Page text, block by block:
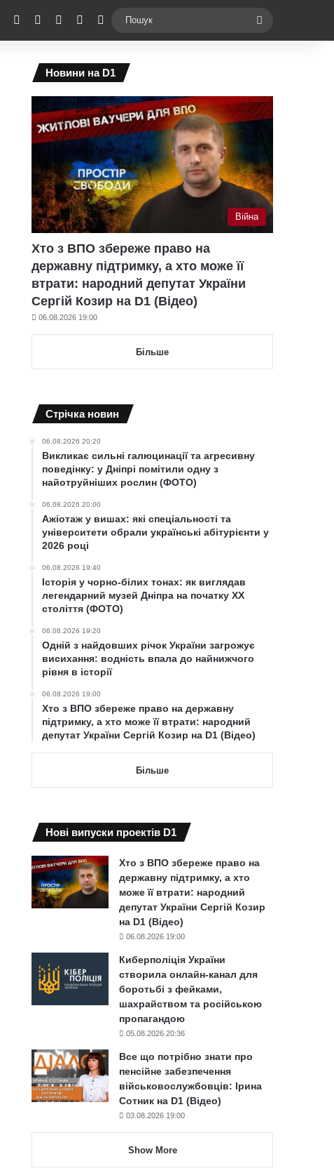
Facebook YouTubeInstagramTelegramSwitch skin
Новини на D1
Війна
Хто з ВПО збереже право на
державну підтримку, а хто може її
втрати: народний депутат України
Сергій Козир на D1 (Відео)
06.08.2026 19:00
Більше
Cтрічка новин
06.08.2026 20:20
Викликає сильні галюцинації та агресивну
поведінку: у Дніпрі помітили одну з
найотруйніших рослин (ФОТО)
06.08.2026 20:00
Ажіотаж у вишах: які спеціальності та
університети обрали українські абітурієнти у
2026 році
06.08.2026 19:40
Історія у чорно-білих тонах: як виглядав
легендарний музей Дніпра на початку ХХ
століття (ФОТО)
06.08.2026 19:20
Одній з найдовших річок України загрожує
висихання: водність впала до найнижчого
рівня в історії
06.08.2026 19:00
Хто з ВПО збереже право на державну
підтримку, а хто може її втрати: народний
депутат України Сергій Козир на D1 (Відео)
Більше
Нові випуски проектів D1
Хто з ВПО збереже право на
державну підтримку, а хто
може її втрати: народний
депутат України Сергій Козир
на D1 (Відео)
06.08.2026 19:00
Киберполіція України
створила онлайн-канал для
боротьбі з фейками,
шахрайством та російською
пропагандою
05.08.2026 20:36
Все що потрібно знати про
пенсійне забезпечення
військовослужбовців: Ірина
Сотник на D1 (Відео)
03.08.2026 19:00
Show More